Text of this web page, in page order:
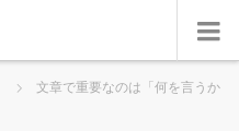
文章で重要なのは「何を言うか